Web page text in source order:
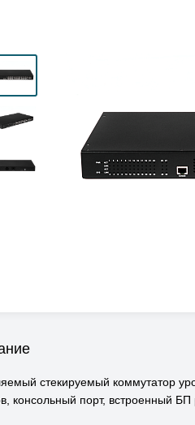
стекируемый коммутатор
консольный порт, встроенный